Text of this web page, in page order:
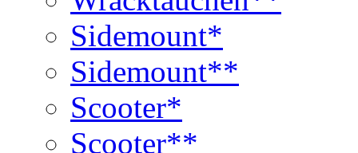
Sidemount*
Sidemount**
Scooter*
Scooter**